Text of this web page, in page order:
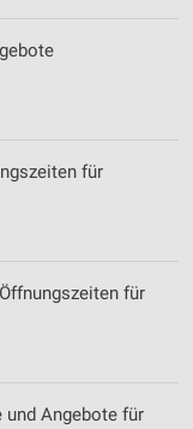
für
für
Angebote für